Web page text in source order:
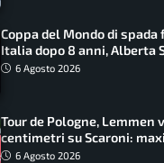
Coppa del Mondo di
Italia dopo 8 anni, Alberta
lavoro dà sempre i suoi
6 Agosto 2026
Tour de Pologne, Lemmen
centimetri su Scaroni:
tappa accorciata
6 Agosto 2026